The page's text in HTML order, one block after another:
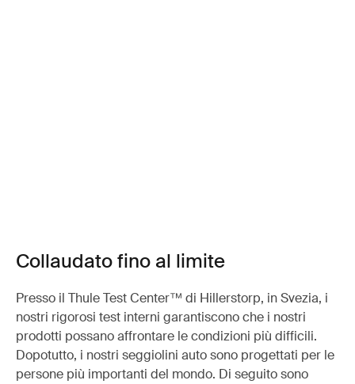
Collaudato fino al limite
Presso il Thule Test Center™ di Hillerstorp, in Svezia, i
nostri rigorosi test interni garantiscono che i nostri
prodotti possano affrontare le condizioni più difficili.
Dopotutto, i nostri seggiolini auto sono progettati per le
persone più importanti del mondo. Di seguito sono